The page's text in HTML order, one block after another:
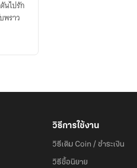
นไปรัก
พราว
วิธีการใช้งาน
วิธีเติม Coin / ชำระเงิน
วิธีซื้อนิยาย